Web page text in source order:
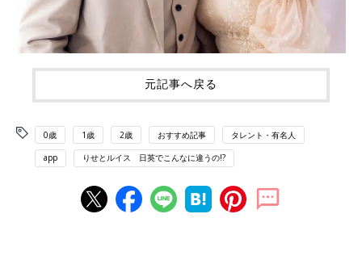
元記事へ戻る
0歳 1歳 2歳 おすすめ記事 タレント・有名人
app りせとルイス 日英でこんなに違うの!?